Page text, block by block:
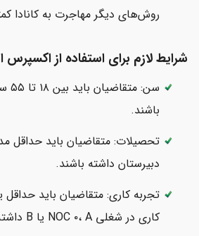
روش‌های دیگر مهاجرت به کانادا
شرایط لازم برای استفاده از اکسپرس
باشند.
تحصیلات: متقاضیان باید حداقل
دبیرستان داشته باشند.
تجربه کاری: متقاضیان باید
کاری در شغلی NOC ۰، A یا B داشته باشند.